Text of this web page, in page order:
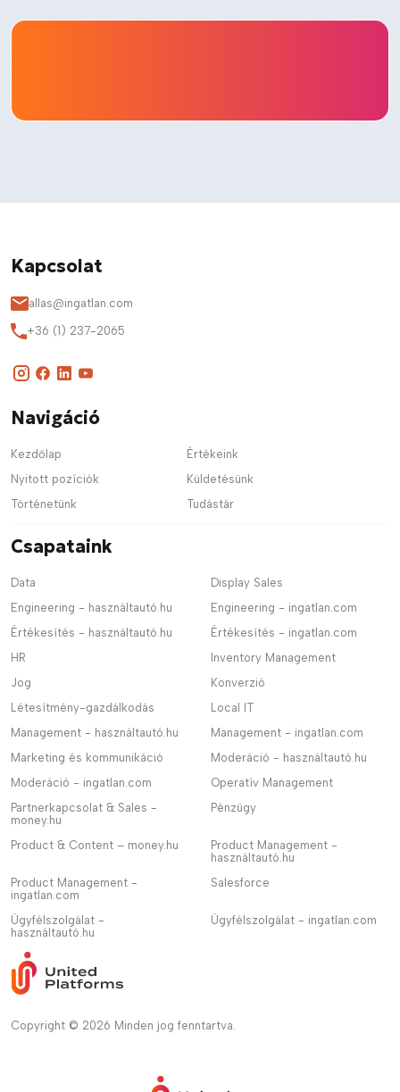
Copyright © 2026 Minden jog fenntartva.
Kapcsolat
allas@ingatlan.com
+36 (1) 237-2065
Navigáció
Kezdőlap
Értékeink
Nyitott pozíciók
Küldetésünk
Történetünk
Tudástár
Csapataink
Data
Display Sales
Engineering - használtautó.hu
Engineering - ingatlan.com
Értékesítés - használtautó.hu
Értékesítés - ingatlan.com
HR
Inventory Management
Jog
Konverzió
Létesítmény-gazdálkodás
Local IT
Management - használtautó.hu
Management - ingatlan.com
Marketing és kommunikáció
Moderáció - használtautó.hu
Moderáció - ingatlan.com
Operatív Management
Partnerkapcsolat & Sales -
money.hu
Pénzügy
Product & Content – money.hu
Product Management -
használtautó.hu
Product Management -
ingatlan.com
Salesforce
Ügyfélszolgálat -
használtautó.hu
Ügyfélszolgálat - ingatlan.com